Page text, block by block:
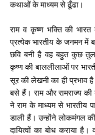
कथाओं के माध्यम से ढूँढा।
राम व कृष्ण भक्ति की
प्रत्येक भारतीय के जनमन में
छवि बनी है वह बहुत कुछ
कृष्ण की बाललीलाओं पर
सूर की लेखनी का ही प्रभाव
बसे हैं। राम और रामराज्य
ने राम के माध्यम से भारतीय
डाली हैं। उन्होंने लोकमंगल
दायित्वों का बोध कराया